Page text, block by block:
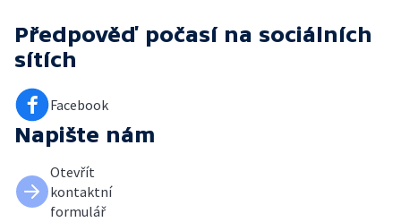
Předpověď počasí na sociálních
sítích
Facebook
Napište nám
Otevřít
kontaktní
formulář